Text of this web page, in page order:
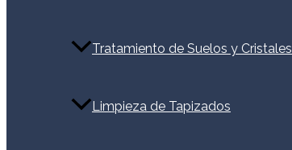
Tratamiento de Suelos y Cristales
Limpieza de Tapizados